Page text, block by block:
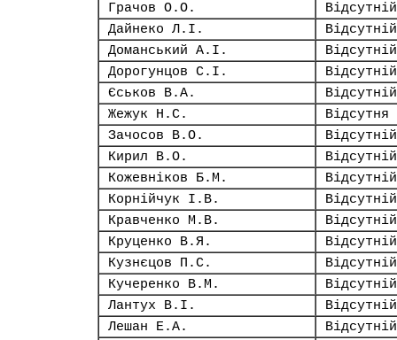
Грачов О.О.
Відсутній
Дайнеко Л.І.
Відсутній
Доманський А.І.
Відсутній
Дорогунцов С.І.
Відсутній
Єськов В.А.
Відсутній
Жежук Н.С.
Відсутня
Зачосов В.О.
Відсутній
Кирил В.О.
Відсутній
Кожевніков Б.М.
Відсутній
Корнійчук І.В.
Відсутній
Кравченко М.В.
Відсутній
Круценко В.Я.
Відсутній
Кузнєцов П.С.
Відсутній
Кучеренко В.М.
Відсутній
Лантух В.І.
Відсутній
Лешан Е.А.
Відсутній